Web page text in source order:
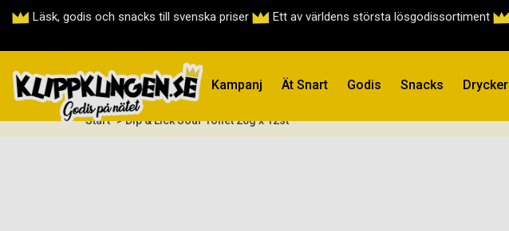
Läsk, godis och snacks till svenska priser Ett av världens största lösgodissortiment
Kampanj Ät Snart Godis Snacks Drycker
Start > Dip & Lick Sour Toilet 20g x 12st